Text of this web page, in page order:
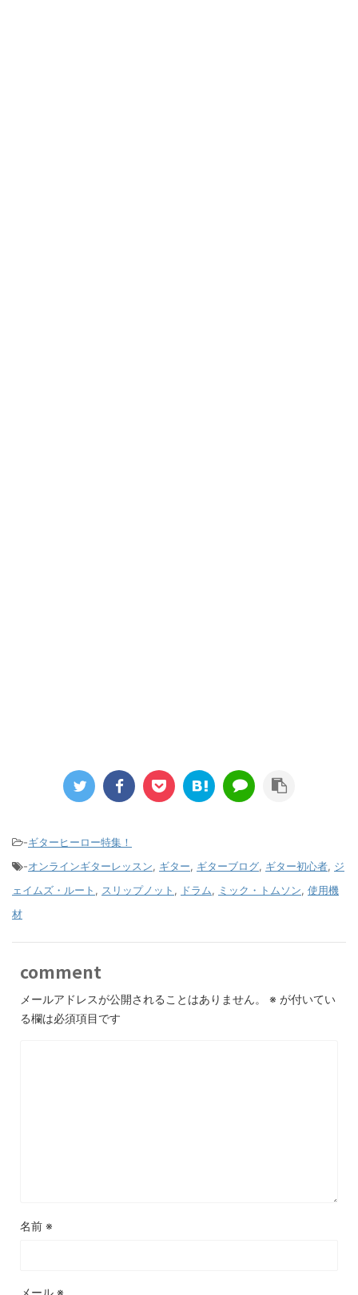
-ギターヒーロー特集！
-オンラインギターレッスン, ギター, ギターブログ, ギター初心者, ジ
ェイムズ・ルート , スリップノット , ドラム, ミック・トムソン, 使用機
材
comment
メールアドレスが公開されることはありません。 ※ が付いてい
る欄は必須項目です
名前 ※
メール ※